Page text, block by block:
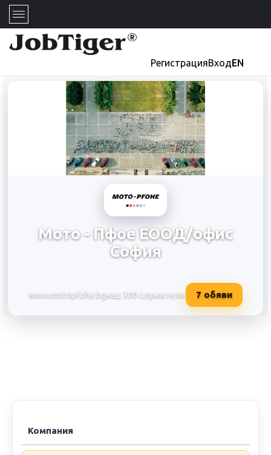
РегистрацияВходEN
Мото - Пфое ЕООД/офис
София
www.motopfohe.bgнад 300 служителя 7 обяви
Компания